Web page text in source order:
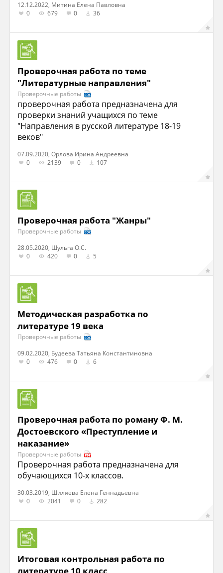
12.12.2022, Митина Елена Павловна
0
679 0 36
Проверочная работа по теме
"Литературные направления"
Проверочные работы
проверочная работа предназначена для
проверки знаний учащихся по теме
"Направления в русской литературе 18-19
веков"
07.09.2020, Орлова Ирина Андреевна
0
2139 0 107
Проверочная работа "Жанры"
Проверочные работы
28.05.2020, Шульга О.С.
0
420 0 5
Методическая разработка по
литературе 19 века
Проверочные работы
09.02.2020, Будеева Татьяна Константиновна
0
476 0 6
Проверочная работа по роману Ф. М.
Достоевского «Преступление и
наказание»
Проверочные работы
Проверочная работа предназначена для
обучающихся 10-х классов.
30.03.2019, Шиляева Елена Геннадьевна
0
2041 0 282
Итоговая контрольная работа по